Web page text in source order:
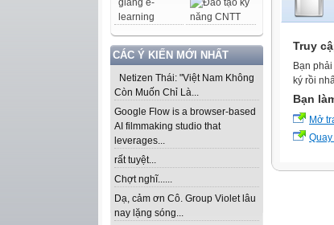
CÁC Ý KIẾN MỚI NHẤT
Netizen Thái: "Việt Nam Không
Còn Muốn Chỉ Là...
Google Flow is a browser-based
AI filmmaking studio that
leverages...
rất tuyệt...
Chợt nghĩ......
Dạ, cảm ơn Cô. Group Violet lâu
nay lặng sóng...
Truy
Bạn
ký rồi
Bạn
Mở